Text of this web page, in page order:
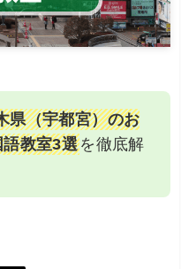
県（宇都宮）のお
教室3選を徹底解